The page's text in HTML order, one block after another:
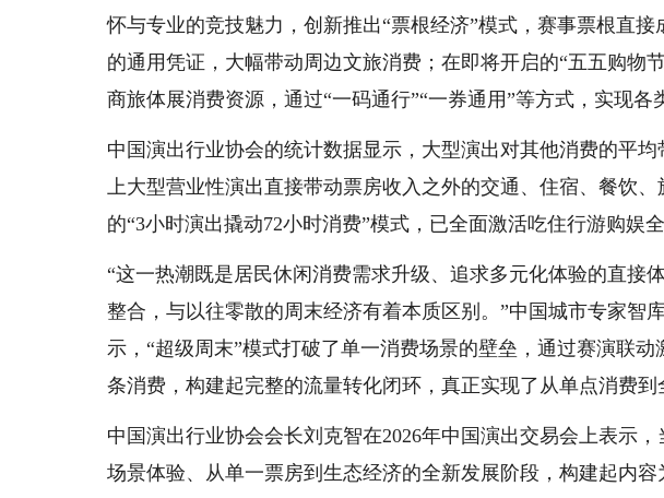
怀与专业的竞技魅力，创新推出“票根经济”模式，赛事票根直
的通用凭证，大幅带动周边文旅消费；在即将开启的“五五购物
商旅体展消费资源，通过“一码通行”“一券通用”等方式，实现各
中国演出行业协会的统计数据显示，大型演出对其他消费的平均
上大型营业性演出直接带动票房收入之外的交通、住宿、餐饮
的“3小时演出撬动72小时消费”模式，已全面激活吃住行游购娱全
“这一热潮既是居民休闲消费需求升级、追求多元化体验的直接
整合，与以往零散的周末经济有着本质区别。”中国城市专家智
示，“超级周末”模式打破了单一消费场景的壁垒，通过赛演联
条消费，构建起完整的流量转化闭环，真正实现了从单点消费到
中国演出行业协会会长刘克智在2026年中国演出交易会上表示
场景体验、从单一票房到生态经济的全新发展阶段，构建起内